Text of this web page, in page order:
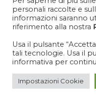
paper
75 ml -
oz
personali raccolte e
informazioni saranno
riferimento alla nostra
Usa il pulsante
tali tecnologie. Usa il
informativa per
Impostazioni Cookie